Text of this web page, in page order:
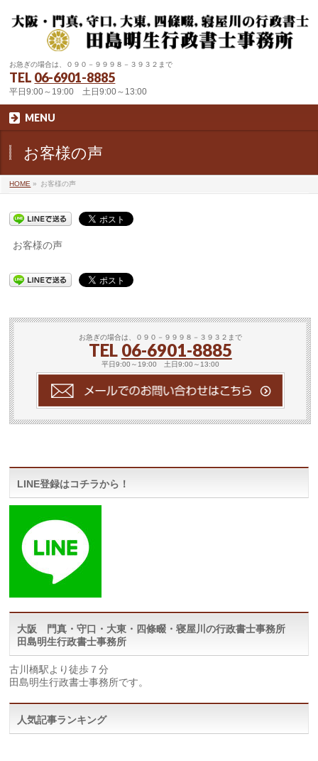
お急ぎの場合は、０９０－９９９８－３９３２まで
TEL 06-6901-8885
平日9:00～19:00 土日9:00～13:00
MENU
お客様の声
HOME » お客様の声
お客様の声
お急ぎの場合は、０９０－９９９８－３９３２まで
TEL 06-6901-8885
平日9:00～19:00 土日9:00～13:00
LINE登録はコチラから！
大阪 門真・守口・大東・四條畷・寝屋川の行政書士事務所
田島明生行政書士事務所
古川橋駅より徒歩７分
田島明生行政書士事務所です。
人気記事ランキング